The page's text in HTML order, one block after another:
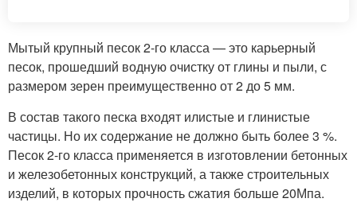
Мытый крупный песок 2-го класса — это карьерный
песок, прошедший водную очистку от глины и пыли, с
размером зерен преимущественно от 2 до 5 мм.
В состав такого песка входят илистые и глинистые
частицы. Но их содержание не должно быть более 3 %.
Песок 2-го класса применяется в изготовлении бетонных
и железобетонных конструкций, а также строительных
изделий, в которых прочность сжатия больше 20Мпа.